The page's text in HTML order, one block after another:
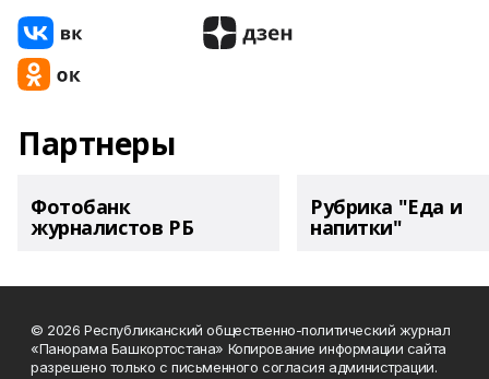
Партнеры
Фотобанк
журналистов РБ
Рубрика "Еда и
напитки"
© 2026 Республиканский общественно-политический журнал
«Панорама Башкортостана» Копирование информации сайта
разрешено только с письменного согласия администрации.